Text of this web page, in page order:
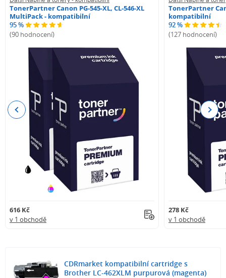
TonerPartner Canon PG-545-XL, CL-546-XL
MultiPack - kompatibilní
95 %
(90 hodnocení)
616 Kč
v 1 obchodě
TonerPartner
kompatibilní
92 %
(127 hodnocení)
278 Kč
v 1 obchodě
Previous Next
CDRmarket kompatibilní cartridge s
Brother LC-462XLM purpurová (magenta)